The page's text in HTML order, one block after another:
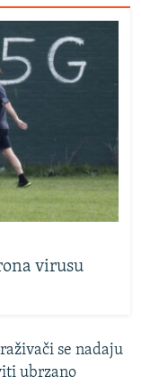
virusu
se nadaju
ubrzano